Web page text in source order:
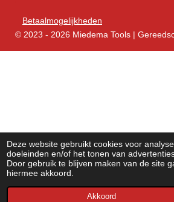
Deze website gebruikt cookies voor
doeleinden en/of het tonen van
Door gebruik te blijven maken van de site
hiermee akkoord.
Akkoord
Betaalmogelijkheden
© 2023 - 2026 Miedema Tools |